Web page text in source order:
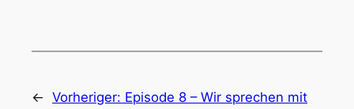
← Vorheriger: Episode 8 – Wir sprechen mit